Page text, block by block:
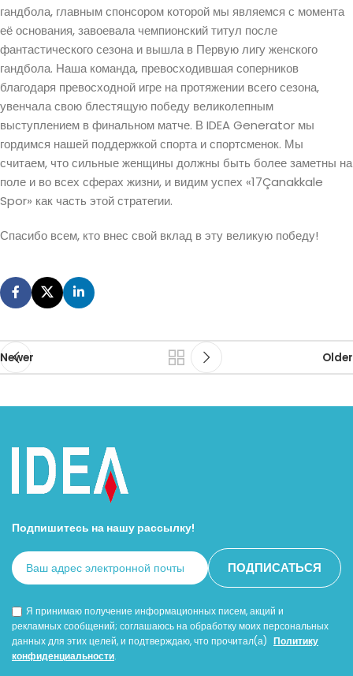
гандбола, главным спонсором которой мы являемся с момента
её основания, завоевала чемпионский титул после
фантастического сезона и вышла в Первую лигу женского
гандбола. Наша команда, превосходившая соперников
благодаря превосходной игре на протяжении всего сезона,
увенчала свою блестящую победу великолепным
выступлением в финальном матче. В IDEA Generator мы
гордимся нашей поддержкой спорта и спортсменок. Мы
считаем, что сильные женщины должны быть более заметны на
поле и во всех сферах жизни, и видим успех «17Çanakkale
Spor» как часть этой стратегии.
Спасибо всем, кто внес свой вклад в эту великую победу!
Newer Older
Подпишитесь на нашу рассылку!
Я принимаю получение информационных писем, акций и
рекламных сообщений; соглашаюсь на обработку моих персональных
данных для этих целей, и подтверждаю, что прочитал(а) Политику
конфиденциальности.